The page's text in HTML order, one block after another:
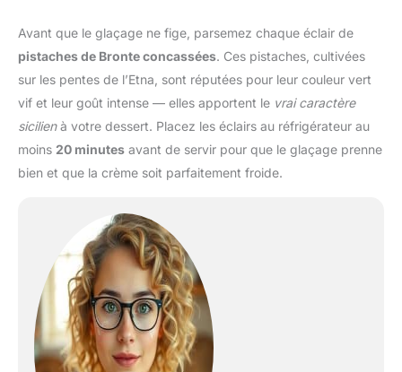
Avant que le glaçage ne fige, parsemez chaque éclair de
pistaches de Bronte concassées. Ces pistaches, cultivées
sur les pentes de l’Etna, sont réputées pour leur couleur vert
vif et leur goût intense — elles apportent le vrai caractère
sicilienà votre dessert. Placez les éclairs au réfrigérateur au
moins 20 minutes avant de servir pour que le glaçage prenne
bien et que la crème soit parfaitement froide.